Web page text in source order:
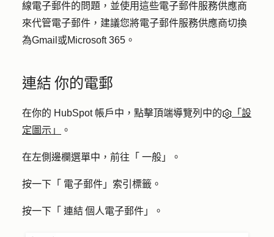
線電子郵件的問題，並使用這些電子郵件服務供應商
來代管電子郵件，建議您將電子郵件服務供應商切換
為Gmail或Microsoft 365。
連結 你的電郵
在你的 HubSpot 帳戶中，點擊頂端導覽列中的
「設
定圖示」
。
在左側邊欄選單中，前往「 一般 」。
按一下「 電子郵件 」索引標籤。
按一下「 連結 個人電子郵件 」。